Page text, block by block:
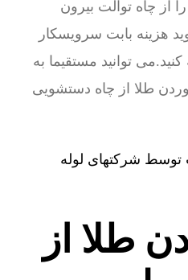
را از چاه توالت بیرون
هزینه بابت سرویسکار
کنید.می توانید مستقیما به
طلا از چاه دستشویی
توسط شرکتهای لوله
طلا از